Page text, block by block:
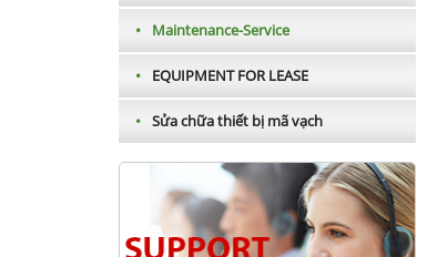
• Maintenance-Service
• EQUIPMENT FOR LEASE
• Sửa chữa thiết bị mã vạch